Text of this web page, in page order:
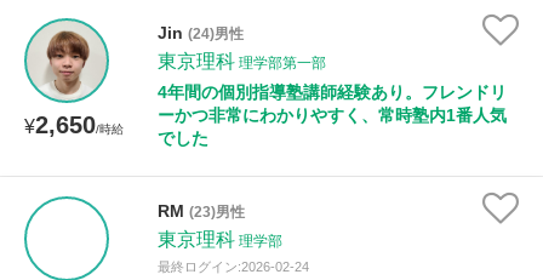
¥2,650/時給
Jin (24)男性
東京理科 理学部第一部
4年間の個別指導塾講師経験あり。フレンドリ
ーかつ非常にわかりやすく、常時塾内1番人気
でした
RM (23)男性
東京理科 理学部
最終ログイン:2026-02-24
授業可能日
火曜日 水曜日 木曜日 金曜日
所属大学